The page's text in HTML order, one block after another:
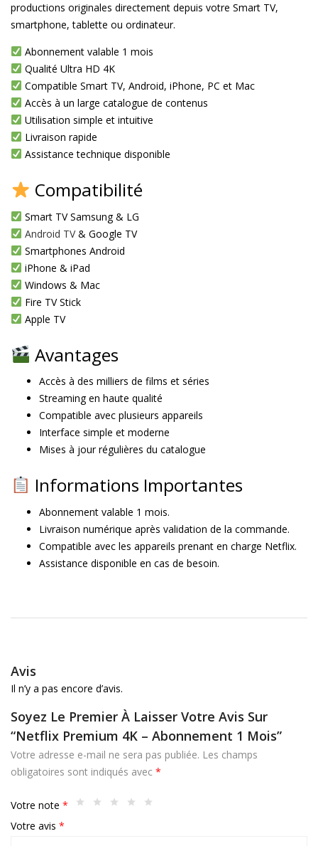
productions originales directement depuis votre Smart TV,
smartphone, tablette ou ordinateur.
Abonnement valable 1 mois
Qualité Ultra HD 4K
Compatible Smart TV, Android, iPhone, PC et Mac
Accès à un large catalogue de contenus
Utilisation simple et intuitive
Livraison rapide
Assistance technique disponible
Compatibilité
Smart TV Samsung & LG
Android TV& Google TV
Smartphones Android
iPhone & iPad
Windows & Mac
Fire TV Stick
Apple TV
Avantages
Accès à des milliers de films et séries
Streaming en haute qualité
Compatible avec plusieurs appareils
Interface simple et moderne
Mises à jour régulières du catalogue
Informations Importantes
Abonnement valable 1 mois.
Livraison numérique après validation de la commande.
Compatible avec les appareils prenant en charge Netflix.
Assistance disponible en cas de besoin.
Avis
Il n’y a pas encore d’avis.
Soyez Le Premier À Laisser Votre Avis Sur
“Netflix Premium 4K – Abonnement 1 Mois”
Votre adresse e-mail ne sera pas publiée. Les champs
obligatoires sont indiqués avec *
Votre note *
Votre avis *